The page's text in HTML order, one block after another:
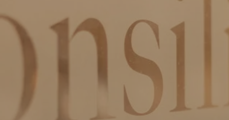
NL51 RABO 0301 1762 80